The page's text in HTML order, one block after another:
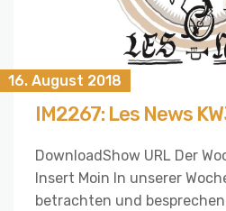
16. August 2018
IM2267: Les News
DownloadShow URL Der
Insert Moin In unserer
betrachten und